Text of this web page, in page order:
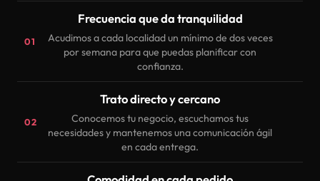
01
Frecuencia que da tranquilidad
Acudimos a cada localidad un mínimo de dos veces
por semana para que puedas planificar con
confianza.
02
Trato directo y cercano
Conocemos tu negocio, escuchamos tus
necesidades y mantenemos una comunicación ágil
en cada entrega.